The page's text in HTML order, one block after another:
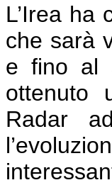
L’Irea ha
che sarà
e fino al
ottenuto
Radar